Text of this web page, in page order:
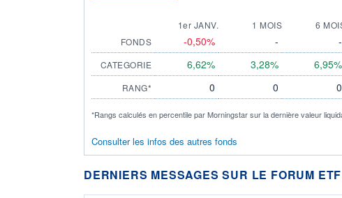
1er JANV. 1 MOIS 6
FONDS
-0,50% - -
CATEGORIE 6,62% 3,28% 6,95%
RANG* 0 0 0
*Rangs calculés en percentile par Morningstar sur la dernière valeur
Consulter les infos des autres fonds
DERNIERS MESSAGES SUR LE FORUM